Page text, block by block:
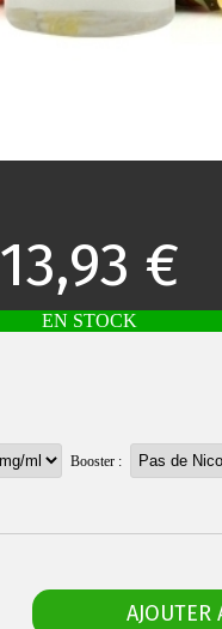
13,93 €
EN STOCK
Booster :